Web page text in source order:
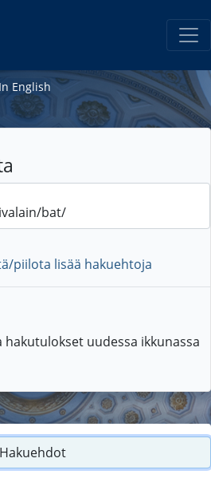
In English
piilota lisää hakuehtoja
hakutulokset uudessa ikkunassa
Hakuehdot